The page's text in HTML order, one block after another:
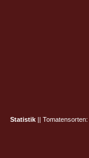
Statistik|| Tomatensorten: